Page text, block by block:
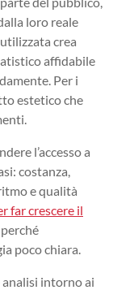
loro reale
crea
affidabile
Per i
estetico che
l’accesso a
costanza,
e qualità
far crescere il
poco chiara.
analisi intorno ai